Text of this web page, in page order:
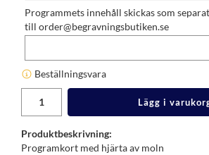
Programmets innehåll skickas som
till order@begravningsbutiken.se
Beställningsvara
Lägg i
Produktbeskrivning:
Programkort med hjärta av moln